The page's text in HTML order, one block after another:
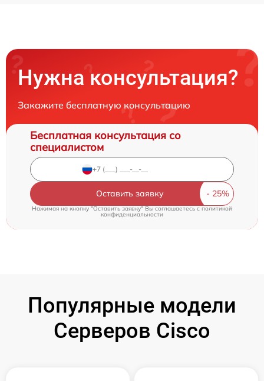
Нужна консультация?
Закажите бесплатную консультацию
Бесплатная консультация со
специалистом
Оставить заявку
Нажимая на кнопку "Оставить заявку" Вы соглашаетесь cполитикой
конфиденциальности
Популярные модели
Серверов Cisco